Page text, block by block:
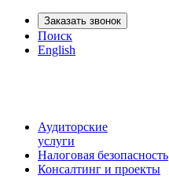
Заказать звонок
Поиск
English
Аудиторские
услуги
Налоговая безопасность
Консалтинг и проекты